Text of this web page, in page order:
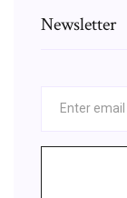
Newsletter